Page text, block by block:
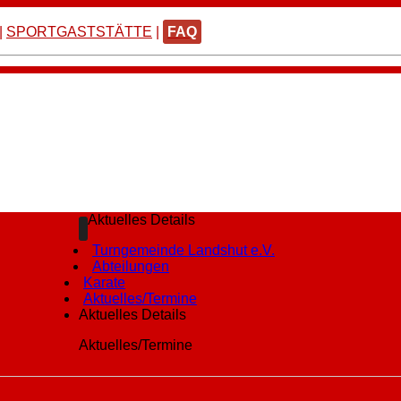
SPORTGASTSTÄTTE FAQ
Aktuelles Details
Turngemeinde Landshut e.V.
Abteilungen
Karate
Aktuelles/Termine
Aktuelles Details
Aktuelles/Termine